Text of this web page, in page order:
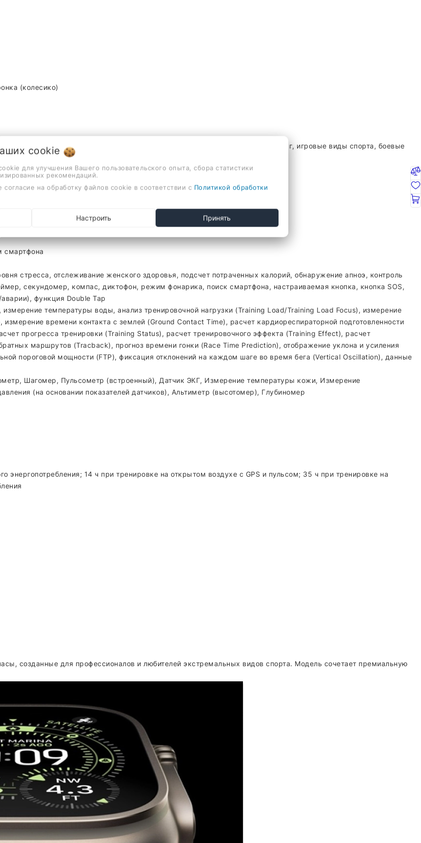
(колесико)
гребля, йога, бег, велоспорт, плавание, дайвинг, серфинг, сноубординг, игровые виды спорта, боевые
звонок, список последних звонков, данные о тренировке, будильник
смартфона
стресса, отслеживание женского здоровья, подсчет потраченных калорий, обнаружение апноэ, контроль
секундомер, компас, диктофон, режим фонарика, поиск смартфона, настраиваемая кнопка, кнопка SOS,
функция Double Tap
температуры воды, анализ тренировочной нагрузки (Training Load/Training Load Focus), измерение
времени контакта с землей (Ground Contact Time), расчет кардиореспираторной подготовленности
прогресса тренировки (Training Status), расчет тренировочного эффекта (Training Effect), расчет
маршрутов (Tracback), прогноз времени гонки (Race Time Prediction), отображение уклона и усиления
пороговой мощности (FTP), фиксация отклонений на каждом шаге во время бега (Vertical Oscillation), данные
Шагомер, Пульсометр (встроенный), Датчик ЭКГ, Измерение температуры кожи, Измерение
(на основании показателей датчиков), Альтиметр (высотомер), Глубиномер
14 ч при тренировке на открытом воздухе с GPS и пульсом; 35 ч при тренировке на
созданные для профессионалов и любителей экстремальных видов спорта. Модель сочетает премиальную
cookie
для улучшения Вашего пользовательского опыта, сбора статистики
рекомендаций.
на обработку файлов cookie в соответствии с Политикой обработки
Настроить Принять